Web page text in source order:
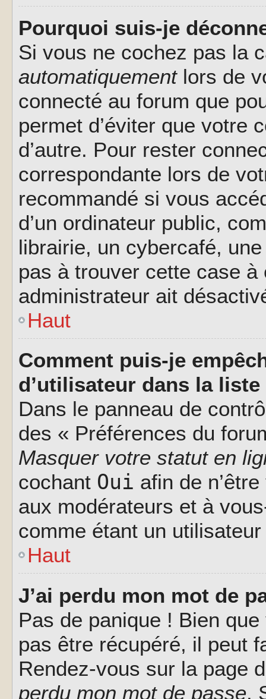
Pourquoi suis-je
Si vous ne cochez pas la
automatiquementlors de
connecté au forum que
permet d’éviter que votre
d’autre. Pour rester
correspondante lors de
recommandé si vous
d’un ordinateur public,
librairie, un cybercafé,
pas à trouver cette case à
administrateur ait
Haut
Comment puis-je
d’utilisateur dans la
Dans le panneau de
des « Préférences du
Masquer votre statut en
cochant Oui afin de
aux modérateurs et à
comme étant un
Haut
J’ai perdu mon mot de
Pas de panique ! Bien
pas être récupéré, il peut
Rendez-vous sur la page
perdu mon mot de passe.